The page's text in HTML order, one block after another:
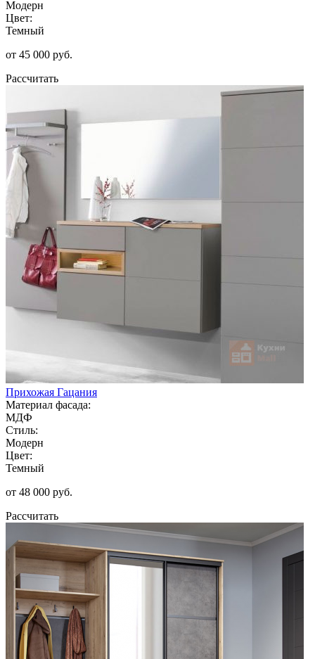
Модерн
Цвет:
Темный
от 45 000 руб.
Рассчитать
Прихожая Гацания
Материал фасада:
МДФ
Стиль:
Модерн
Цвет:
Темный
от 48 000 руб.
Рассчитать